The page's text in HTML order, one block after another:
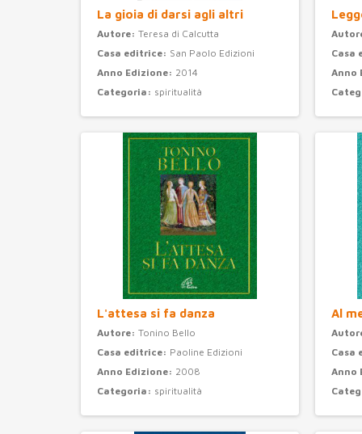
La gioia di darsi agli altri
Autore: Teresa di Calcutta
Casa editrice: San Paolo Edizioni
Anno Edizione: 2014
Categoria: spiritualità
Casa
Anno
L'attesa si fa danza
Autore: Tonino Bello
Casa editrice: Paoline Edizioni
Anno Edizione: 2008
Categoria: spiritualità
Al
Casa
Anno